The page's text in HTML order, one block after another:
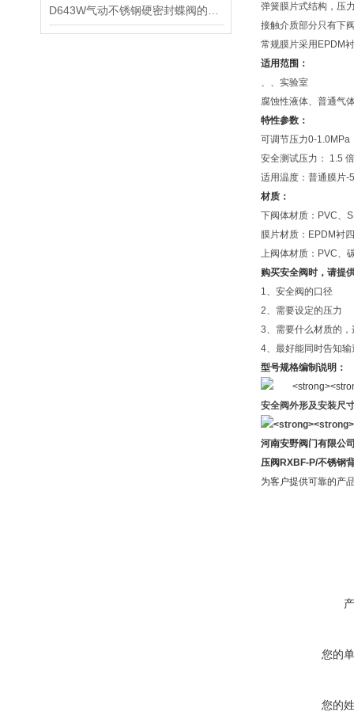
弹簧膜片式结构，压
接触介质部分只有下
常规膜片采用EPDM
适用范围：
、、实验室
腐蚀性液体、普通气
特性参数：
可调节压力0-1.0MPa
安全测试压力： 1.5
适用温度：普通膜
材质：
下阀体材质：PVC、
膜片材质：EPDM衬
上阀体材质：PVC、
购买安全阀时，请提
1、安全阀的口径
2、需要设定的压力
3、需要什么材质的，
4、最好能同时告知
型号规格编制说明：
安全阀外形及安装尺
河南安野阀门有限公
压阀RXBF-P/不锈钢
为客户提供可靠的产
您的
您的